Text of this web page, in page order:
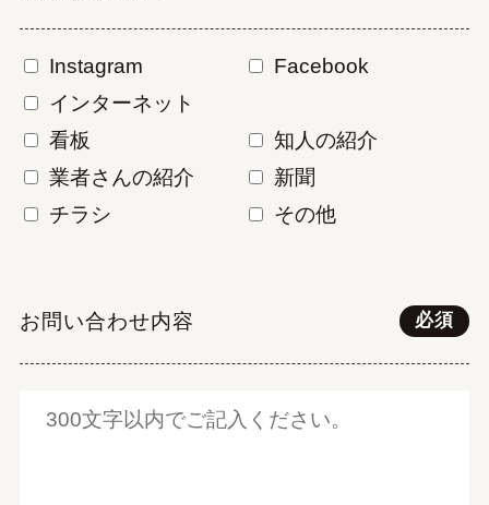
Instagram
Facebook
インターネット
看板
知人の紹介
業者さんの紹介
新聞
チラシ
その他
お問い合わせ内容 必須